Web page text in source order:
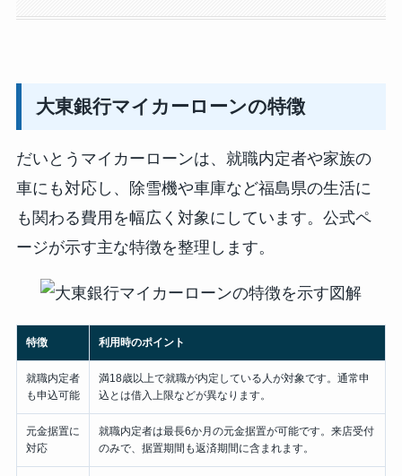
大東銀行マイカーローンの特徴
だいとうマイカーローンは、就職内定者や家族の
車にも対応し、除雪機や車庫など福島県の生活に
も関わる費用を幅広く対象にしています。公式ペ
ージが示す主な特徴を整理します。
特徴 利用時のポイント
就職内定者
も申込可能
満18歳以上で就職が内定している人が対象です。通常申
込とは借入上限などが異なります。
元金据置に
対応
就職内定者は最長6か月の元金据置が可能です。来店受付
のみで、据置期間も返済期間に含まれます。